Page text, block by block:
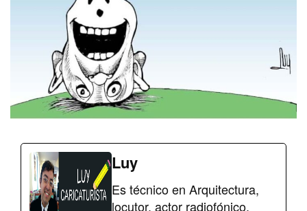
Luy
Es técnico en Arquitectura,
locutor, actor radiofónico,